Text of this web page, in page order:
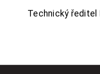
Technický ředitel